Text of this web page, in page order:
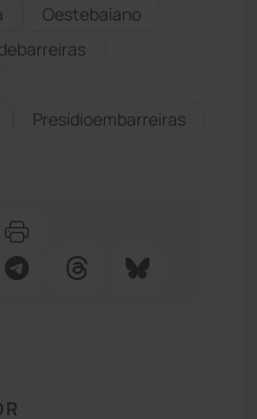
Oestebaiano
Presídioembarreiras